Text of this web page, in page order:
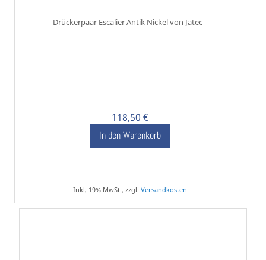
Drückerpaar Escalier Antik Nickel von Jatec
118,50 €
In den Warenkorb
Inkl. 19% MwSt., zzgl. Versandkosten